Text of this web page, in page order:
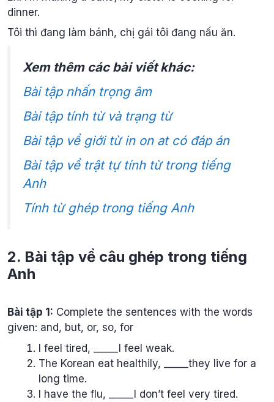
dinner.
Tôi thì đang làm bánh, chị gái tôi đang nấu ăn.
Xem thêm các bài viết khác:
Bài tập nhấn trọng âm
Bài tập tính từ và trạng từ
Bài tập về giới từ in on at có đáp án
Bài tập về trật tự tính từ trong tiếng
Anh
Tính từ ghép trong tiếng Anh
2. Bài tập về câu ghép trong tiếng
Anh
Bài tập 1: Complete the sentences with the words
given: and, but, or, so, for
I feel tired, _____I feel weak.
The Korean eat healthily, _____they live for a
long time.
I have the flu, _____I don’t feel very tired.